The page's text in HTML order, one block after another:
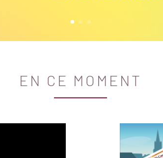
EN CE MOMENT